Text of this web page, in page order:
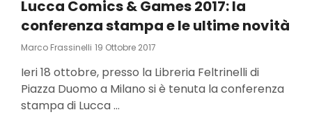
Lucca Comics & Games 2017: la
conferenza stampa e le ultime novità
Marco Frassinelli Posted
19 Ottobre 2017
Ieri 18 ottobre, presso la Libreria Feltrinelli di
Piazza Duomo a Milano si è tenuta la conferenza
stampa di Lucca …